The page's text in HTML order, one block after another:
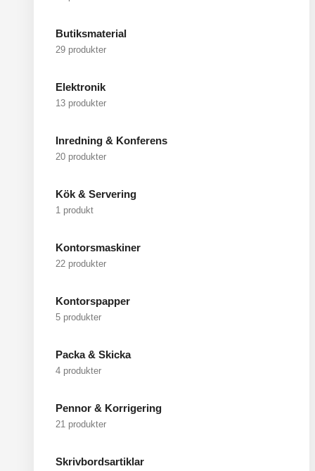
Butiksmaterial
29 produkter
Elektronik
13 produkter
Inredning & Konferens
20 produkter
Kök & Servering
1 produkt
Kontorsmaskiner
22 produkter
Kontorspapper
5 produkter
Packa & Skicka
4 produkter
Pennor & Korrigering
21 produkter
Skrivbordsartiklar